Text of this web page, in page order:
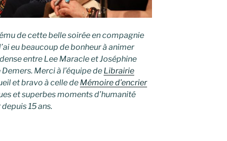
de cette belle soirée en compagnie
eu beaucoup de bonheur à animer
entre Lee Maracle et Joséphine
Merci à l’équipe de Librairie
et bravo à celle de Mémoire d’encrier
et superbes moments d’humanité
15 ans.